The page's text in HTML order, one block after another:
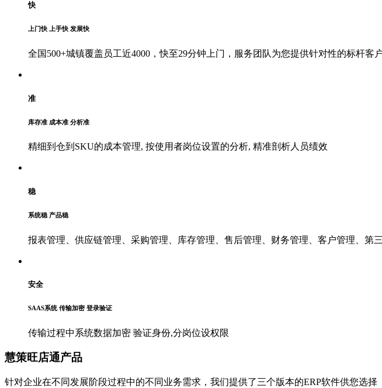
快
上门快 上手快 发展快
全国500+城镇覆盖员工近4000，快至29分钟上门，服务团队为您提供针对性的标杆客
准
库存准 成本准 分析准
精细到仓到SKU的成本管理, 按使用者岗位设置的分析, 精准剖析人员绩效
稳
系统稳 产品稳
报表管理、供应链管理、采购管理、库存管理、售后管理、财务管理、客户管理、第
安全
SAAS系统 传输加密 登录验证
传输过程中系统数据加密 验证身份,分岗位设权限
慧策旺店通产品
针对企业在不同发展阶段过程中的不同业务需求，我们提供了三个版本的ERP软件供您选择